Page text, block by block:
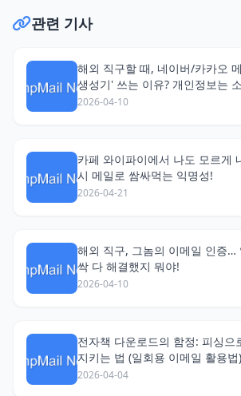
관련 기사
해외 직구할 때, 네이버/카카오
생성기' 쓰는 이유? 개인정보는
2026-04-10
카페 와이파이에서 나도 모르게
시 메일로 쌈싸먹는 익명성!
2026-04-21
해외 직구, 그놈의 이메일 인증…
싹 다 해결했지 뭐야!
2026-04-10
전자책 다운로드의 함정: 피싱으
지키는 법 (일회용 이메일 활용법)
2026-04-04